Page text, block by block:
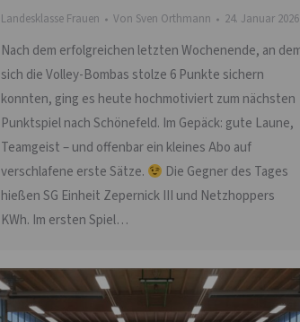
Landesklasse Frauen Von Sven Orthmann 24. Januar 2026
Nach dem erfolgreichen letzten Wochenende, an
sich die Volley-Bombas stolze 6 Punkte sichern
konnten, ging es heute hochmotiviert zum nächsten
Punktspiel nach Schönefeld. Im Gepäck: gute Laune,
Teamgeist – und offenbar ein kleines Abo auf
verschlafene erste Sätze.
Die Gegner des Tages
hießen SG Einheit Zepernick III und Netzhoppers
KWh. Im ersten Spiel…